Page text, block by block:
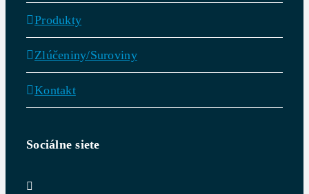
Produkty
Zlúčeniny/Suroviny
Kontakt
Sociálne siete